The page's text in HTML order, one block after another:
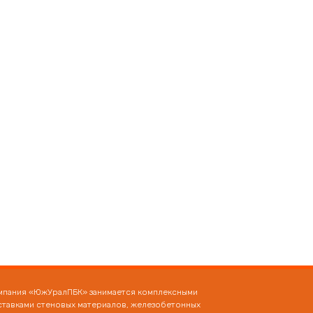
«ЮжУралПБК» занимается комплексными
стеновых материалов, железобетонных